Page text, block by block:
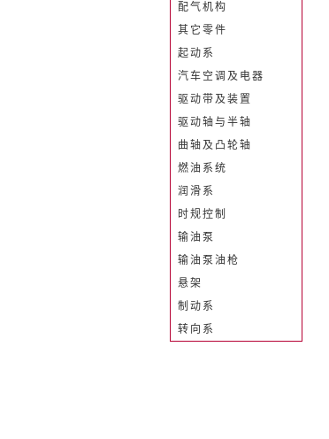
配气机构
其它零件
起动系
汽车空调及电器
驱动带及装置
驱动轴与半轴
曲轴及凸轮轴
燃油系统
润滑系
时规控制
输油泵
输油泵油枪
悬架
制动系
转向系